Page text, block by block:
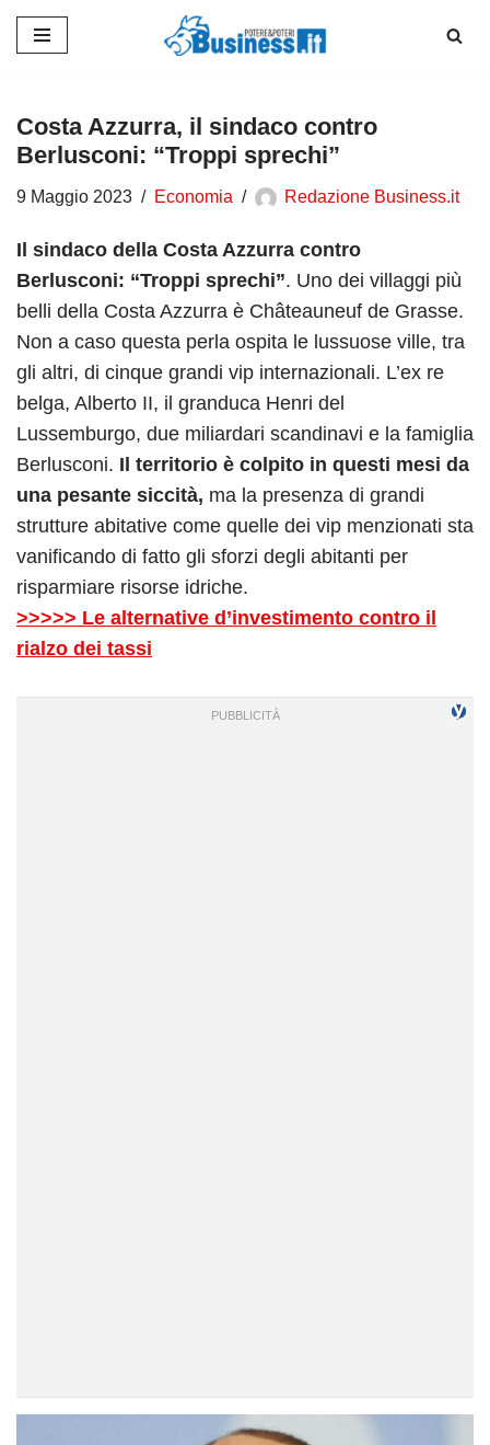
contenuto
Costa Azzurra, il sindaco contro
Berlusconi: “Troppi sprechi”
9 Maggio 2023 Economia Redazione Business.it
Il sindaco della Costa Azzurra contro
Berlusconi: “Troppi sprechi”. Uno dei villaggi più
belli della Costa Azzurra è Châteauneuf de Grasse.
Non a caso questa perla ospita le lussuose ville, tra
gli altri, di cinque grandi vip internazionali. L’ex re
belga, Alberto II, il granduca Henri del
Lussemburgo, due miliardari scandinavi e la famiglia
Berlusconi. Il territorio è colpito in questi mesi da
una pesante siccità, ma la presenza di grandi
strutture abitative come quelle dei vip menzionati sta
vanificando di fatto gli sforzi degli abitanti per
risparmiare risorse idriche.
>>>>> Le alternative d’investimento contro il
rialzo dei tassi